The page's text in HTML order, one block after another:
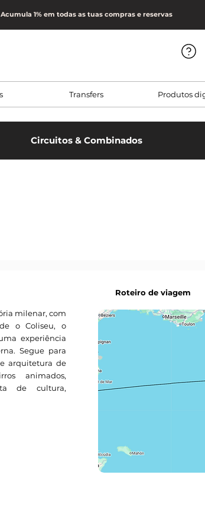
Acumula 1% em todas as tuas compras e reservas
Transfers Produtos
Circuitos & Combinados
milenar, com
o Coliseu, o
experiência
Segue para
arquitetura de
animados,
de cultura,
Roteiro de viagem